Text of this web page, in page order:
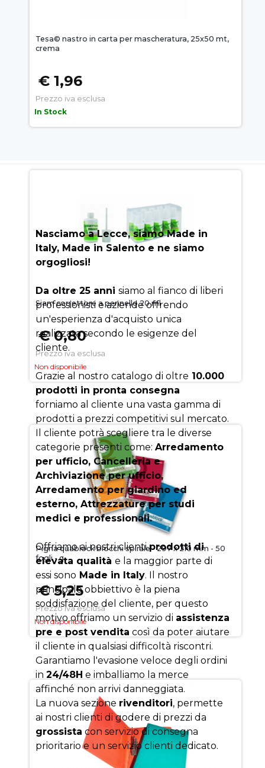
Tesa© nastro in carta per mascheratura, 25x50 mt,
crema
€ 1,96
Prezzo iva esclusa
In Stock
Siam correttore a pennello 20 ml
€ 0,80
Prezzo iva esclusa
Non disponibile
Pigna quablock blocchi spirale - 297 x 210 mm - 50
fogli - q
€ 5,25
Prezzo iva esclusa
Non disponibile
SUCCESSO
Nasciamo a Lecce, siamo Made in
Italy, Made in Salento e ne siamo
orgogliosi!
Da oltre 25 anni siamo al fianco di liberi
professionisti e aziende offrendo
un'esperienza d'acquisto unica
realizzata secondo le esigenze del
cliente.
Grazie al nostro catalogo di oltre 10.000
prodotti in pronta consegna
forniamo al cliente una vasta gamma di
prodotti a prezzi competitivi sul mercato.
Il cliente potrà scegliere tra le diverse
categorie presenti come: Arredamento
per ufficio, Cancelleria e
Archiviazione per ufficio,
Arredamento per giardino ed
esterno, Attrezzature per studi
medici e professionali.
Offriamo ai nostri clientiprodotti di
elevata qualità e la maggior parte di
essi sono Made in Italy. Il nostro
principale obbiettivo è la piena
soddisfazione del cliente, per questo
motivo offriamo un servizio di assistenza
pre e post vendita così da poter aiutare
il cliente in qualsiasi difficoltà riscontri.
Garantiamo l'evasione veloce degli ordini
in 24/48H e imballiamo la merce
affinché non arrivi danneggiata.
La nuova sezione rivenditori, permette
ai nostri clienti di godere di prezzi da
grossista con servizio di consegna
prioritario e un servizio clienti dedicato.